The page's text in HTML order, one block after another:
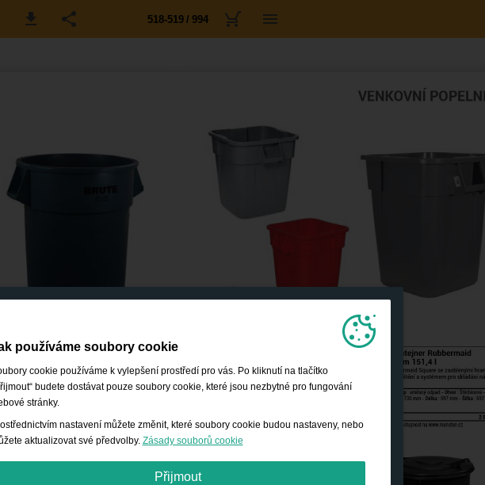
518-519 / 994
používáme soubory cookie
cookie používáme k vylepšení prostředí pro vás. Po kliknutí na tlačítko
budete dostávat pouze soubory cookie, které jsou nezbytné pro fungování
stránky.
nastavení můžete změnit, které soubory cookie budou nastaveny, nebo
aktualizovat své předvolby. Zásady souborů cookie
Přijmout